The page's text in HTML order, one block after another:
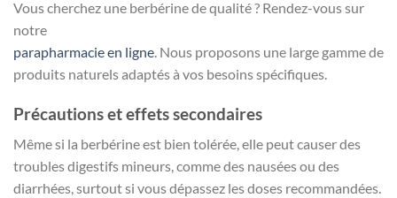
Vous cherchez une berbérine de qualité ? Rendez-vous sur
notre
parapharmacie en ligne. Nous proposons une large gamme de
produits naturels adaptés à vos besoins spécifiques.
Précautions et effets secondaires
Même si la berbérine est bien tolérée, elle peut causer des
troubles digestifs mineurs, comme des nausées ou des
diarrhées, surtout si vous dépassez les doses recommandées.